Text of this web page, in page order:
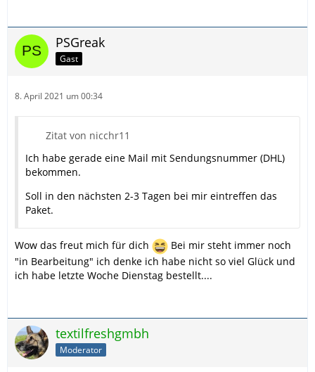
PSGreak
Gast
8. April 2021 um 00:34
Zitat von nicchr11
Ich habe gerade eine Mail mit Sendungsnummer (DHL)
bekommen.
Soll in den nächsten 2-3 Tagen bei mir eintreffen das
Paket.
Wow das freut mich für dich
Bei mir steht immer noch
"in Bearbeitung" ich denke ich habe nicht so viel Glück und
ich habe letzte Woche Dienstag bestellt....
textilfreshgmbh
Moderator